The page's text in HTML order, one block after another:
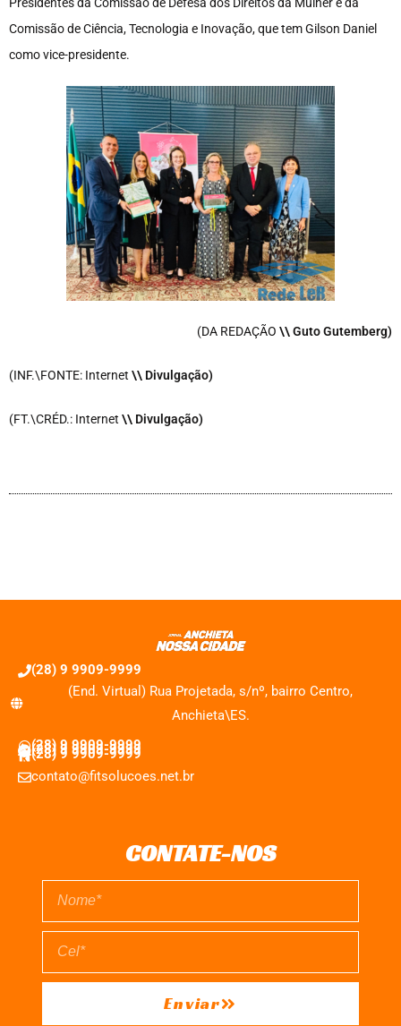
Comissão de Ciência, Tecnologia e Inovação, que tem Gilson Daniel
como vice-presidente.
(DA REDAÇÃO \\ Guto Gutemberg)
(INF.\FONTE: Internet \\ Divulgação)
(FT.\CRÉD.: Internet \\ Divulgação)
(28) 9 9909-9999
(End. Virtual) Rua Projetada, s/nº, bairro Centro,
Anchieta\ES.
(28) 9 9909-9999
(28) 9 9909-9999
(28) 9 9909-9999
contato@fitsolucoes.net.br
CONTATE-NOS
Enviar